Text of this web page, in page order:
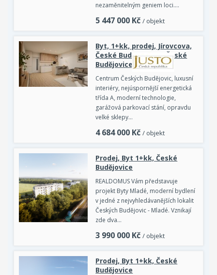
nezaměnitelným geniem loci.…
5 447 000 Kč / objekt
Byt, 1+kk, prodej, Jírovcova,
České Budějovice 3, České
Budějovice
Centrum Českých Budějovic, luxusní
interiéry, nejúspornější energetická
třída A, moderní technologie,
garážová parkovací stání, opravdu
velké sklepy…
4 684 000 Kč / objekt
Prodej, Byt 1+kk, České
Budějovice
REALDOMUS Vám představuje
projekt Byty Mladé, moderní bydlení
v jedné z nejvyhledávanějších lokalit
Českých Budějovic - Mladé. Vznikají
zde dva…
3 990 000 Kč / objekt
Prodej, Byt 1+kk, České
Budějovice